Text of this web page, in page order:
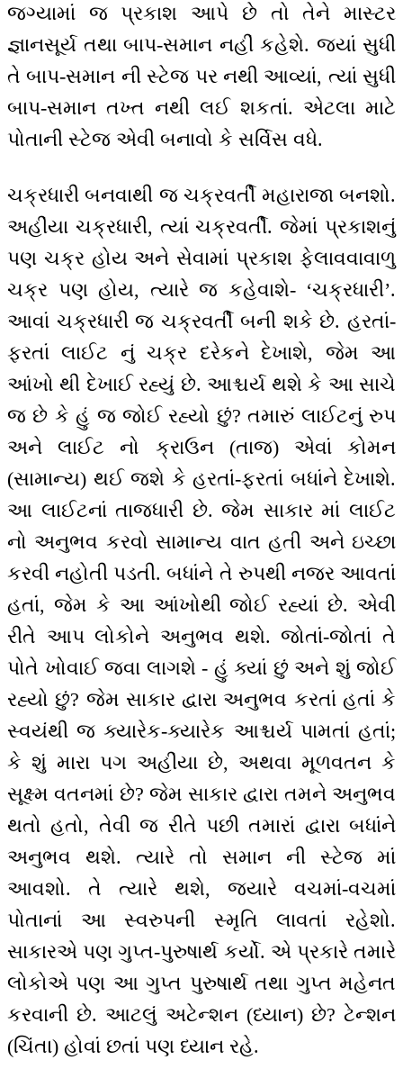
જગ્યામાં જ પ્રકાશ આપે છે તો તેને માસ્ટર
જ્ઞાનસૂર્ય તથા બાપ-સમાન નહીં કહેશે. જ્યાં સુધી
તે બાપ-સમાન ની સ્ટેજ પર નથી આવ્યાં, ત્યાં સુધી
બાપ-સમાન તખ્ત નથી લઈ શકતાં. એટલા માટે
પોતાની સ્ટેજ એવી બનાવો કે સર્વિસ વધે.
ચક્રધારી બનવાથી જ ચક્રવર્તી મહારાજા બનશો.
અહીંયા ચક્રધારી, ત્યાં ચક્રવર્તી. જેમાં પ્રકાશનું
પણ ચક્ર હોય અને સેવામાં પ્રકાશ ફેલાવવાવાળુ
ચક્ર પણ હોય, ત્યારે જ કહેવાશે- ‘ચક્રધારી’.
આવાં ચક્રધારી જ ચક્રવર્તી બની શકે છે. હરતાં-
ફરતાં લાઈટ નું ચક્ર દરેકને દેખાશે, જેમ આ
આંખો થી દેખાઈ રહ્યું છે. આશ્ચર્ય થશે કે આ સાચે
જ છે કે હું જ જોઈ રહ્યો છું? તમારું લાઈટનું રુપ
અને લાઈટ નો ક્રાઉન (તાજ) એવાં કોમન
(સામાન્ય) થઈ જશે કે હરતાં-ફરતાં બધાંને દેખાશે.
આ લાઈટનાં તાજધારી છે. જેમ સાકાર માં લાઈટ
નો અનુભવ કરવો સામાન્ય વાત હતી અને ઇચ્છા
કરવી નહોતી પડતી. બધાંને તે રુપથી નજર આવતાં
હતાં, જેમ કે આ આંખોથી જોઈ રહ્યાં છે. એવી
રીતે આપ લોકોને અનુભવ થશે. જોતાં-જોતાં તે
પોતે ખોવાઈ જવા લાગશે - હું ક્યાં છું અને શું જોઈ
રહ્યો છું? જેમ સાકાર દ્વારા અનુભવ કરતાં હતાં કે
સ્વયંથી જ ક્યારેક-ક્યારેક આશ્ચર્ય પામતાં હતાં;
કે શું મારા પગ અહીંયા છે, અથવા મૂળવતન કે
સૂક્ષ્મ વતનમાં છે? જેમ સાકાર દ્વારા તમને અનુભવ
થતો હતો, તેવી જ રીતે પછી તમારાં દ્વારા બધાંને
અનુભવ થશે. ત્યારે તો સમાન ની સ્ટેજ માં
આવશો. તે ત્યારે થશે, જ્યારે વચમાં-વચમાં
પોતાનાં આ સ્વરુપની સ્મૃતિ લાવતાં રહેશો.
સાકારએ પણ ગુપ્ત-પુરુષાર્થ કર્યો. એ પ્રકારે તમારે
લોકોએ પણ આ ગુપ્ત પુરુષાર્થ તથા ગુપ્ત મહેનત
કરવાની છે. આટલું અટેન્શન (ધ્યાન) છે? ટેન્શન
(ચિંતા) હોવાં છતાં પણ ધ્યાન રહે.